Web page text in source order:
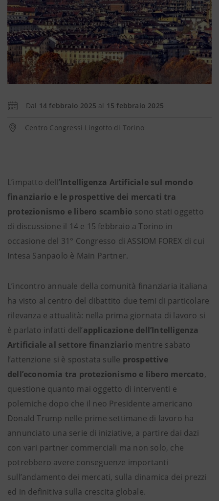
Dal 14 febbraio 2025 al 15 febbraio 2025
Centro Congressi Lingotto di Torino
L’impatto dell’Intelligenza Artificiale sul mondo
finanziario e le prospettive dei mercati tra
protezionismo e libero scambio sono stati oggetto
di discussione il 14 e 15 febbraio a Torino in
occasione del 31° Congresso di ASSIOM FOREX di cui
Intesa Sanpaolo è Main Partner.
L’incontro annuale della comunità finanziaria italiana
ha visto al centro del dibattito due temi di particolare
rilevanza e attualità: nella prima giornata di lavoro si
è parlato infatti dell’applicazione dell’Intelligenza
Artificiale al settore finanziario mentre sabato
l’attenzione si è spostata sulle prospettive
dell’economia tra protezionismo e libero mercato,
questione quanto mai oggetto di interventi e
polemiche dopo che il neo Presidente americano
Donald Trump nelle prime settimane di lavoro ha
annunciato una serie di iniziative, a partire dai dazi
con vari partner commerciali ma non solo, che
potrebbero avere conseguenze importanti
sull’andamento dei mercati, sulla dinamica dei prezzi
ed in definitiva sulla crescita globale.